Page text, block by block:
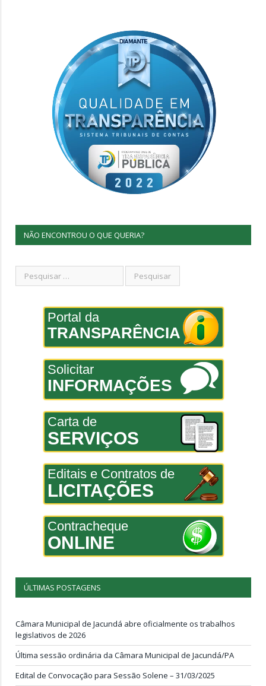
NÃO ENCONTROU O QUE QUERIA?
Portal da
TRANSPARÊNCIA
Solicitar
INFORMAÇÕES
Carta de
SERVIÇOS
Editais e Contratos de
LICITAÇÕES
Contracheque
ONLINE
ÚLTIMAS POSTAGENS
Câmara Municipal de Jacundá abre oficialmente os trabalhos
legislativos de 2026
Última sessão ordinária da Câmara Municipal de Jacundá/PA
Edital de Convocação para Sessão Solene – 31/03/2025